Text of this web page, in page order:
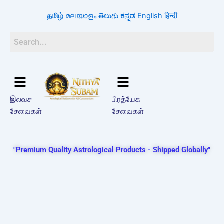
தமிழ் മലയാളം తెలుగు ಕನ್ನಡ English हिन्दी
இலவச
சேவைகள்
பிரத்யேக
சேவைகள்
"Premium Quality Astrological Products - Shipped Globally"